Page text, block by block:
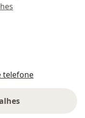
telefone
endereço